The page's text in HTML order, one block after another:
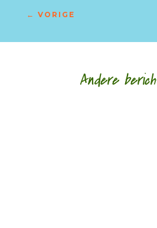
← VORIGE
Andere